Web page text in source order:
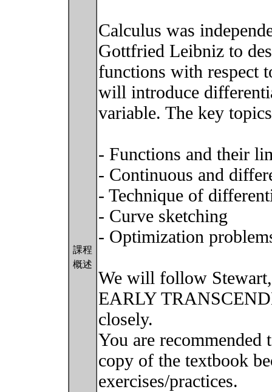
課程
概述
Calculus was
Gottfried Leibniz to
functions with respect
will introduce
variable. The key
- Functions and their
- Continuous and
- Technique of
- Curve sketching
- Optimization
We will follow
EARLY
closely.
You are
copy of the textbook
exercises/practices.